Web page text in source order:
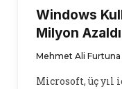
Windows
Milyon Azaldı
Mehmet Ali Furtuna
Microsoft, üç